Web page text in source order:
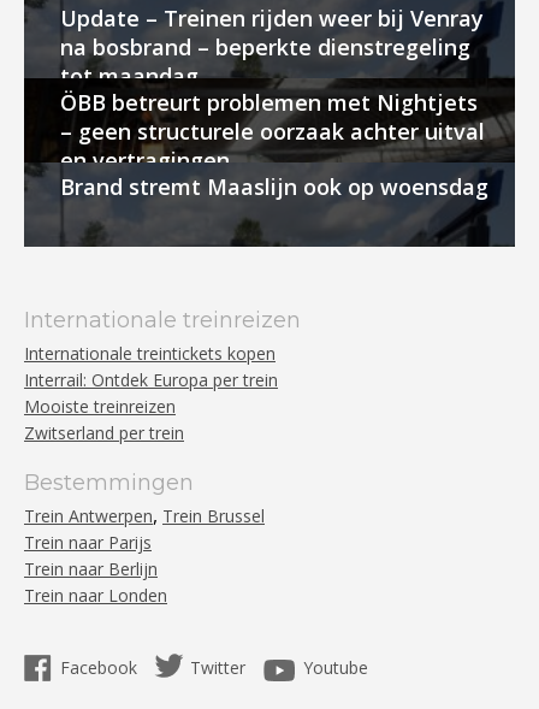
Update – Treinen rijden weer bij Venray
na bosbrand – beperkte dienstregeling
tot maandag
ÖBB betreurt problemen met Nightjets
– geen structurele oorzaak achter uitval
en vertragingen
Brand stremt Maaslijn ook op woensdag
Internationale treinreizen
Internationale treintickets kopen
Interrail: Ontdek Europa per trein
Mooiste treinreizen
Zwitserland per trein
Bestemmingen
Trein Antwerpen, Trein Brussel
Trein naar Parijs
Trein naar Berlijn
Trein naar Londen
Facebook Twitter Youtube